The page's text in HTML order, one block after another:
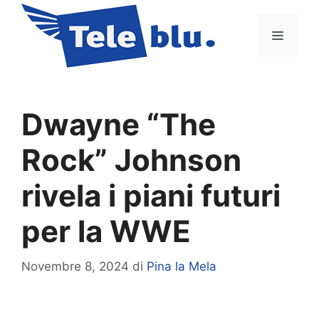
contenuto
Menu
Dwayne “The
Rock” Johnson
rivela i piani futuri
per la WWE
Novembre 8, 2024 di Pina la Mela